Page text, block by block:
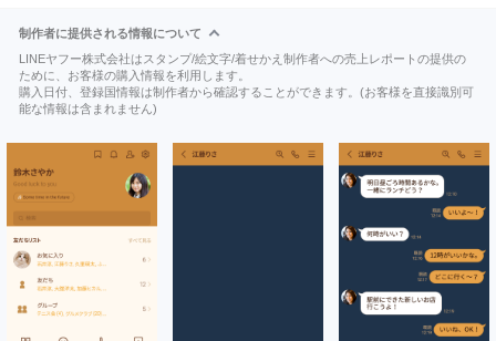
制作者に提供される情報について
LINEヤフー株式会社はスタンプ/絵文字/着せかえ制作者への売上レポートの提供の
ために、お客様の購入情報を利用します。
購入日付、登録国情報は制作者から確認することができます。(お客様を直接識別可
能な情報は含まれません)